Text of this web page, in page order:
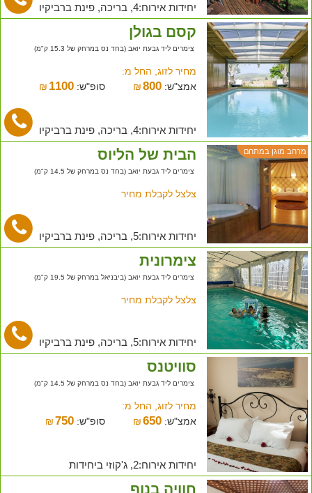
יחידות אירוח:4, בריכה, פינת ברביקיו
קסם בגולן
צימרים ליד גבעת יואב (בחד נס במרחק של 15.3 ק"מ)
מחיר לזוג, החל מ:
אמצ"ש:
₪800 סופ"ש: ₪ 1100
יחידות אירוח:4, בריכה, פינת ברביקיו
מרחב מוגן במתחם הבית של הליוס
צימרים ליד גבעת יואב (בחד נס במרחק של 14.5 ק"מ)
צלצל לקבלת מחיר
יחידות אירוח:5, בריכה, פינת ברביקיו
צימרונית
צימרים ליד גבעת יואב (ביבניאל במרחק של 19.5 ק"מ)
צלצל לקבלת מחיר
יחידות אירוח:5, בריכה, פינת ברביקיו
סוויטנס
צימרים ליד גבעת יואב (בחד נס במרחק של 14.5 ק"מ)
מחיר לזוג, החל מ:
אמצ"ש:
₪650 סופ"ש: ₪ 750
יחידות אירוח:2, ג'קוזי ביחידות
חוויה בנוף